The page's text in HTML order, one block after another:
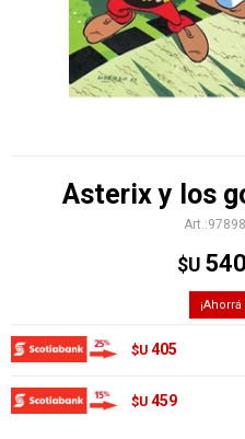
Asterix y los
$U 540
$U 405
$U 459